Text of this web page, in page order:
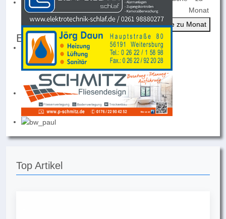
Jahr Monat
Woche
Monat
Gehe zu Monat
Events für
Dienstag, 21. April 2026
Keine Termine
Top Artikel